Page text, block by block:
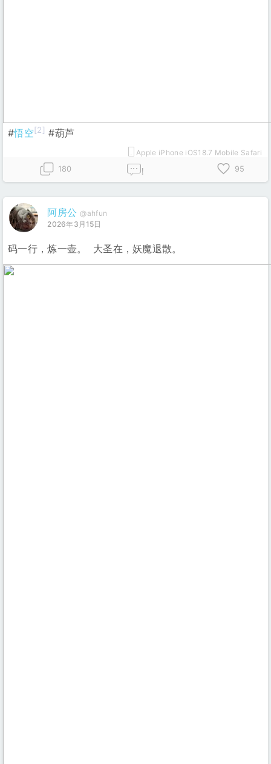
#悟空[2] #葫芦
Apple iPhone iOS18.7 Mobile Safari
180
! 95
阿房公 @ahfun
2026年3月15日
码一行，炼一壶。 大圣在，妖魔退散。